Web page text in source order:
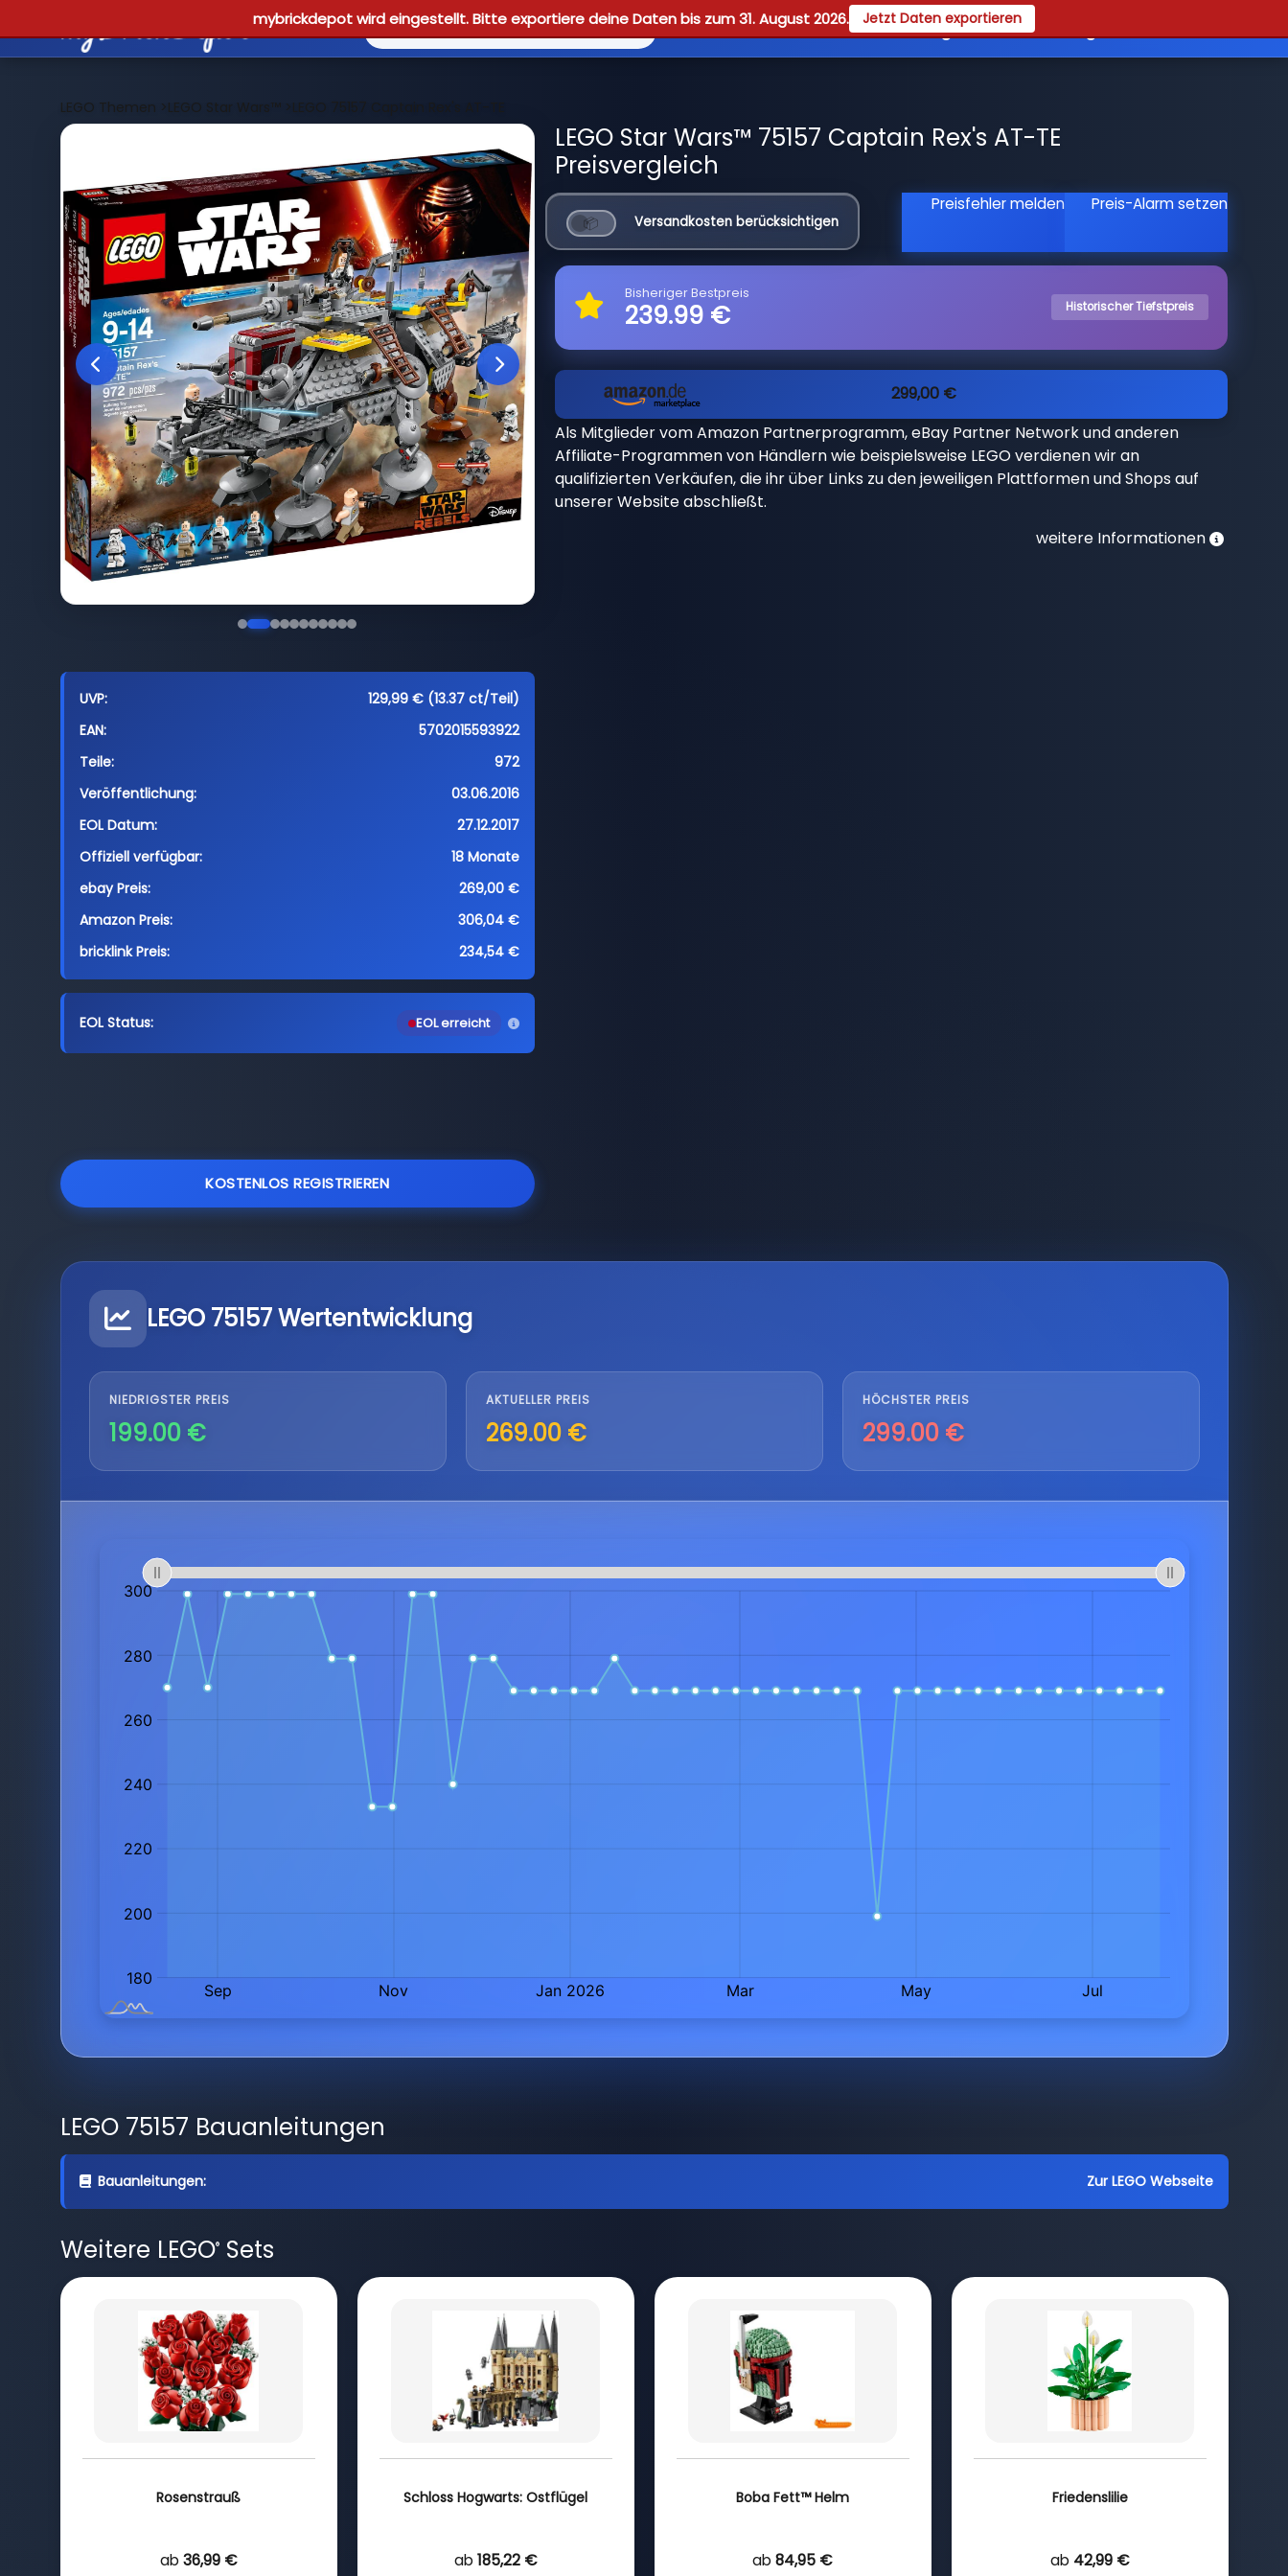
mybrickdepot wird eingestellt. Bitte exportiere deine Daten bis zum 31. August 2026. Jetzt Daten exportieren
Reviews Guides Registrieren
LEGO Themen >LEGO Star Wars™>LEGO 75157 Captain Rex's AT-TE
UVP:
129,99 € (13.37 ct/Teil)
EAN:
5702015593922
Teile:
972
Veröffentlichung:
03.06.2016
EOL Datum:
27.12.2017
Offiziell verfügbar:
18 Monate
ebay Preis:
269,00 €
Amazon Preis:
306,04 €
bricklink Preis:
234,54 €
EOL Status: EOL erreicht
KOSTENLOS REGISTRIEREN
LEGO Star Wars™ 75157 Captain Rex's AT-TE
Preisvergleich
Versandkosten berücksichtigen
Preisfehler melden Preis-Alarm setzen
Bisheriger Bestpreis
239.99 € Historischer Tiefstpreis
299,00 €
Als Mitglieder vom Amazon Partnerprogramm, eBay Partner Network und anderen
Affiliate-Programmen von Händlern wie beispielsweise LEGO verdienen wir an
qualifizierten Verkäufen, die ihr über Links zu den jeweiligen Plattformen und Shops auf
unserer Website abschließt.
weitere Informationen
LEGO 75157 Wertentwicklung
NIEDRIGSTER PREIS
199.00 €
AKTUELLER PREIS
269.00 €
HÖCHSTER PREIS
299.00 €
LEGO 75157 Bauanleitungen
Bauanleitungen: Zur LEGO Webseite
Weitere LEGO®Sets
Rosenstrauß
ab 36,99 €
Schloss Hogwarts: Ostflügel
ab 185,22 €
Boba Fett™ Helm
ab 84,95 €
Friedenslilie
ab 42,99 €